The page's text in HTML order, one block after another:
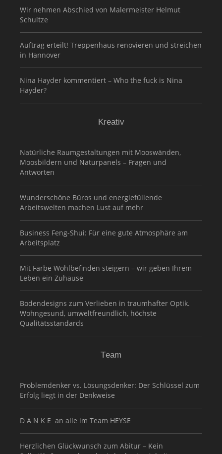
Wir nehmen Abschied von Malermeister Helmut
Schultze
Auftrag erteilt! Treppenhaus renovieren und streichen
in Hannover
Nina Hayder kommentiert – Who the fuck is Nina
Hayder?
Kreativ
Natürliche Raumgestaltungen mit Mooswänden,
Moosbildern und Naturpanels – Fragen und
Antworten
Wunderschöne Büros und energiefüllende
Arbeitswelten machen Lust auf mehr
Business Feng-Shui: Für eine gute Atmosphäre am
Arbeitsplatz
Mit Farbe Wohlbefinden steigern – wir geben Ihrem
Leben ein Zuhause
Bodendesigns zum Verlieben in traumhafter Optik.
Wohngesund, umweltfreundlich, höchste
Qualitätsstandards
Team
Problemdenker vs. Lösungsdenker: Der Schlüssel zum
Erfolg liegt in der Denkweise
D A N K E an alle im Team HEYSE
Herzlichen Glückwunsch zum Abitur – Kein